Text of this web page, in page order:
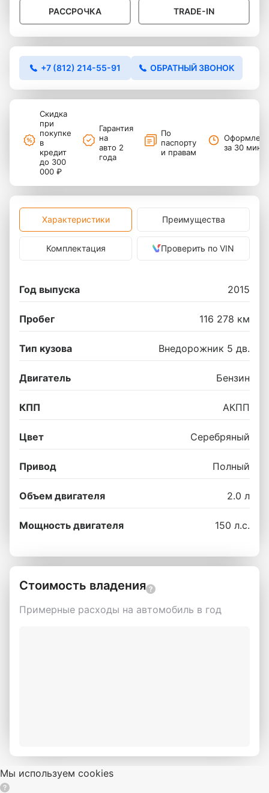
РАССРОЧКА TRADE-IN
+7 (812) 214-55-91 ОБРАТНЫЙ ЗВОНОК
Скидка
при
покупке
в
кредит
до 300
000 ₽
Гарантия
на
авто 2
года
По
паспорту
и правам
за 30
Характеристики Преимущества
Комплектация Проверить по VIN
Год выпуска 2015
Пробег 116 278 км
Тип кузова Внедорожник 5 дв.
Двигатель Бензин
КПП АКПП
Цвет Серебряный
Привод Полный
Объем двигателя 2.0 л
Мощность двигателя 150 л.с.
Стоимость владения
Примерные расходы на автомобиль в год
Мы используем cookies